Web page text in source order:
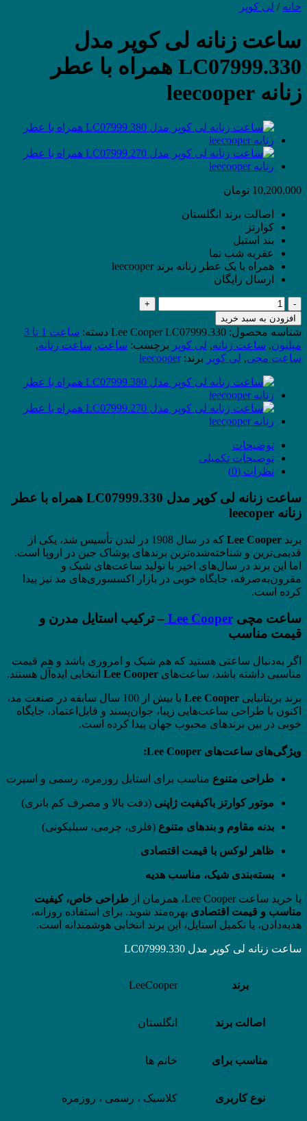
خانه / لی کوپر
ساعت زنانه لی کوپر مدل
LC07999.330 همراه با عطر
زنانه leecooper
10,200,000 تومان
اصالت برند انگلستان
کوارتز
بند استیل
عقربه شب نما
همراه با یک عطر زنانه برند leecooper
ارسال رایگان
ساعت
زنانه
لی
کوپر
مدل
LC07999.330
همراه
با
عطر
زنانه
leecooper
عدد
افزودن به سبد خرید
شناسه محصول: Lee Cooper LC07999.330 دسته:
ساعت 1 تا 3
میلیون, ساعت زنانه, لی کوپر برچسب: ساعت, ساعت زنانه,
ساعت مچی, لی کوپر برند: leecooper
توضیحات
توضیحات تکمیلی
نظرات (0)
ساعت زنانه لی کوپر مدل LC07999.330 همراه با عطر
زنانه leecoper
برند Lee Cooper
که در سال 1908 در لندن تأسیس شد، یکی از
قدیمی‌ترین و شناخته‌شده‌ترین برندهای پوشاک جین در اروپا است.
اما این برند در سال‌های اخیر با تولید ساعت‌های شیک و
مقرون‌به‌صرفه، جایگاه خوبی در بازار اکسسوری‌های مد نیز پیدا
کرده است.
ساعت مچی Lee Cooper – ترکیب استایل مدرن و
قیمت مناسب
اگر به‌دنبال ساعتی هستید که هم شیک و امروزی باشد و هم قیمت
مناسبی داشته باشد، ساعت‌های Lee Cooper انتخابی ایده‌آل هستند.
برند بریتانیایی Lee Cooper
با بیش از 100 سال سابقه در صنعت مد،
اکنون با طراحی ساعت‌هایی زیبا، جوان‌پسند و قابل‌اعتماد، جایگاه
خوبی در بین برندهای محبوب جهان پیدا کرده است.
ویژگی‌های ساعت‌های Lee Cooper:
طراحی متنوع مناسب برای استایل روزمره، رسمی و اسپرت
موتور کوارتز باکیفیت ژاپنی (دقت بالا و مصرف کم باتری)
بدنه مقاوم و بندهای متنوع (فلزی، چرمی، سیلیکونی)
ظاهر لوکس با قیمت اقتصادی
بسته‌بندی شیک، مناسب هدیه
با خرید ساعت Lee Cooper، همزمان از
طراحی خاص، کیفیت
مناسب و قیمت اقتصادی بهره‌مند شوید. برای استفاده روزانه،
هدیه‌دادن، یا تکمیل استایل، این برند انتخابی هوشمندانه است.
ساعت زنانه لی کوپر مدل LC07999.330
برند LeeCooper
اصالت برند انگلستان
مناسب برای خانم ها
نوع کاربری کلاسیک ، رسمی ، روزمره